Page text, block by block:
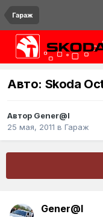
Гараж
Авто: Skoda
Автор Gener@l
25 мая, 2011 в Гараж
Gener@l